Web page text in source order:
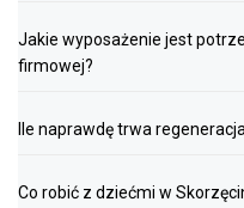
Jakie wyposażenie jest
firmowej?
Ile naprawdę trwa
Co robić z dziećmi w